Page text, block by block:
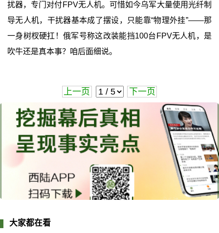
扰器，专门对付FPV无人机。可惜如今乌军大量使用光纤制
导无人机，干扰器基本成了摆设，只能靠“物理外挂”——那
一身树杈硬扛！俄军号称这改装能挡100台FPV无人机，是
吹牛还是真本事？咱后面细说。
上一页 下一页
大家都在看